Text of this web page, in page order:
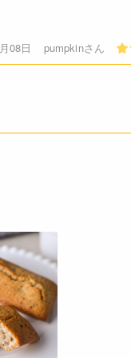
08日 pumpkinさん